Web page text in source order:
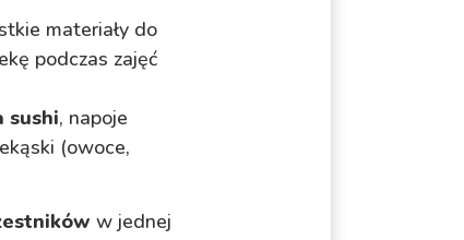
materiały do
podczas zajęć
sushi, napoje
(owoce,
w jednej